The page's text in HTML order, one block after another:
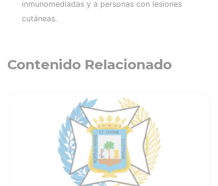
inmunomediadas y a personas con lesiones
cutáneas.
Contenido Relacionado